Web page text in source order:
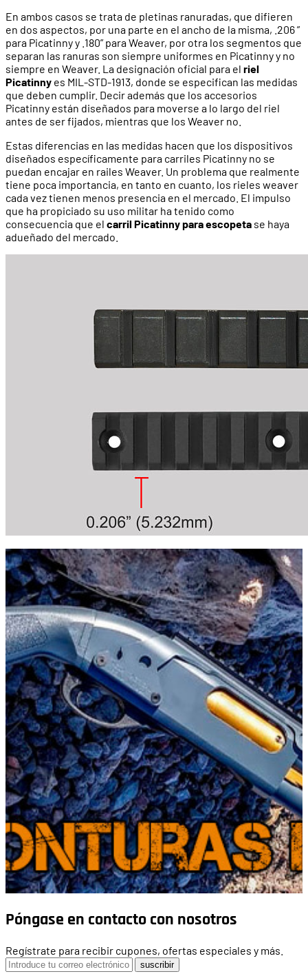
En ambos casos se trata de pletinas ranuradas, que difieren
en dos aspectos, por una parte en el ancho de la misma, .206 ”
para Picatinny y .180” para Weaver, por otra los segmentos que
separan las ranuras son siempre uniformes en Picatinny y no
siempre en Weaver. La designación oficial para el riel
Picatinny es MIL-STD-1913, donde se especifican las medidas
que deben cumplir. Decir además que los accesorios
Picatinny están diseñados para moverse a lo largo del riel
antes de ser fijados, mientras que los Weaver no.
Estas diferencias en las medidas hacen que los dispositivos
diseñados específicamente para carriles Picatinny no se
puedan encajar en railes Weaver. Un problema que realmente
tiene poca importancia, en tanto en cuanto, los rieles weaver
cada vez tienen menos presencia en el mercado. El impulso
que ha propiciado su uso militar ha tenido como
consecuencia que el carril Picatinny para escopeta se haya
adueñado del mercado.
Póngase en contacto con nosotros
Regístrate para recibir cupones, ofertas especiales y más.
suscribir